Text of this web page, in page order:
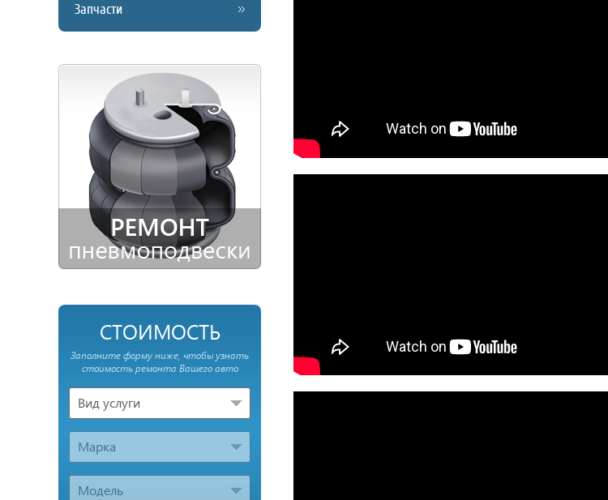
Запчасти
СТОИМОСТЬ
Заполните форму ниже, чтобы узнать
стоимость ремонта Вашего авто
Вид услуги
Марка
Модель